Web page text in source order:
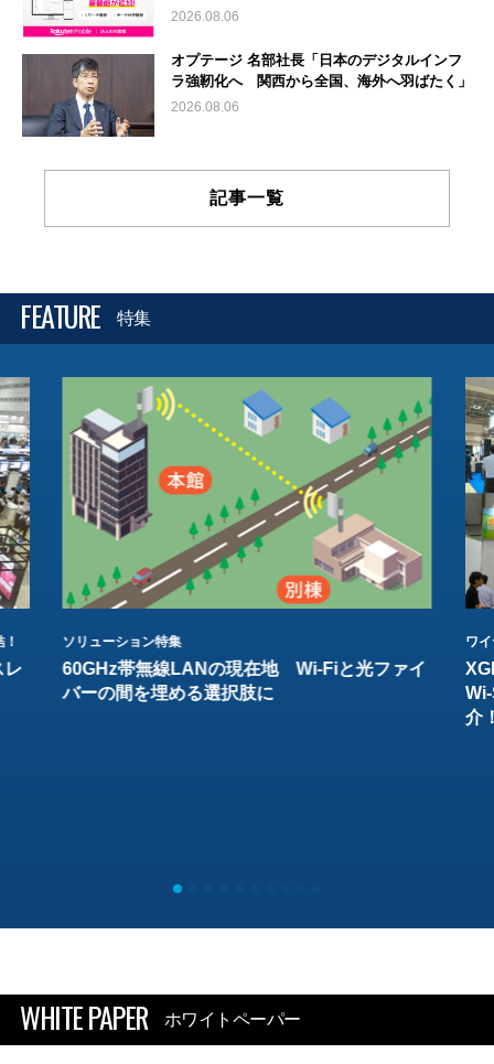
2026.08.06
オプテージ 名部社長「日本のデジタルインフ
ラ強靭化へ 関西から全国、海外へ羽ばたく」
2026.08.06
記事一覧
FEATURE 特集
レ
ソリューション特集
60GHz帯無線LANの現在地 Wi-Fiと光ファイ
バーの間を埋める選択肢に
ワ
介
WHITE PAPER ホワイトペーパー